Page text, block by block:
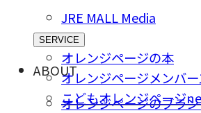
JRE MALL Media
SERVICE
オレンジページの本
オレンジページメンバ
こどもオレンジページ
ABOUT
オレンジページのブラ